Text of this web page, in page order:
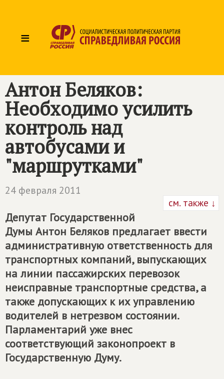
≡
Антон Беляков:
Необходимо усилить
контроль над
автобусами и
"маршрутками"
24 февраля 2011
см. также ↓
Депутат Государственной
Думы Антон Беляков предлагает ввести
административную ответственность для
транспортных компаний, выпускающих
на линии пассажирских перевозок
неисправные транспортные средства, а
также допускающих к их управлению
водителей в нетрезвом состоянии.
Парламентарий уже внес
соответствующий законопроект в
Государственную Думу.